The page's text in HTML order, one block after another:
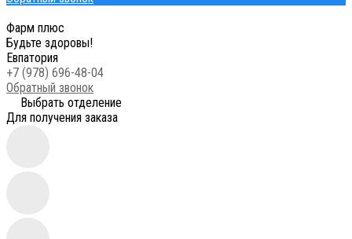
Фарм плюс
Будьте здоровы!
Евпатория
+7 (978) 696-48-04
Обратный звонок
Выбрать отделение
Для получения заказа